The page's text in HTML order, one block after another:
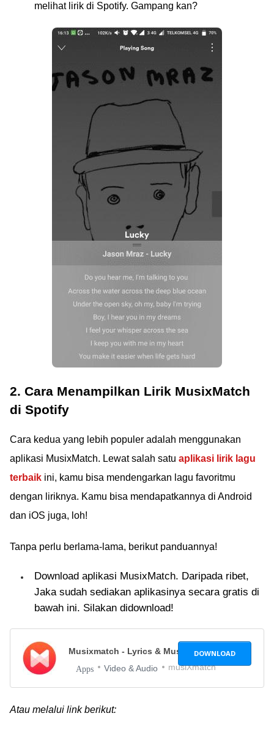
melihat lirik di Spotify. Gampang kan?
2. Cara Menampilkan Lirik MusixMatch
di Spotify
Cara kedua yang lebih populer adalah menggunakan
aplikasi MusixMatch. Lewat salah satu aplikasi lirik lagu
terbaik ini, kamu bisa mendengarkan lagu favoritmu
dengan liriknya. Kamu bisa mendapatkannya di Android
dan iOS juga, loh!
Tanpa perlu berlama-lama, berikut panduannya!
Download aplikasi MusixMatch. Daripada ribet,
Jaka sudah sediakan aplikasinya secara gratis di
bawah ini. Silakan didownload!
Musixmatch - Lyrics & Music 7.4.1
Apps Video & Audio musiXmatch
DOWNLOAD
Atau melalui link berikut: